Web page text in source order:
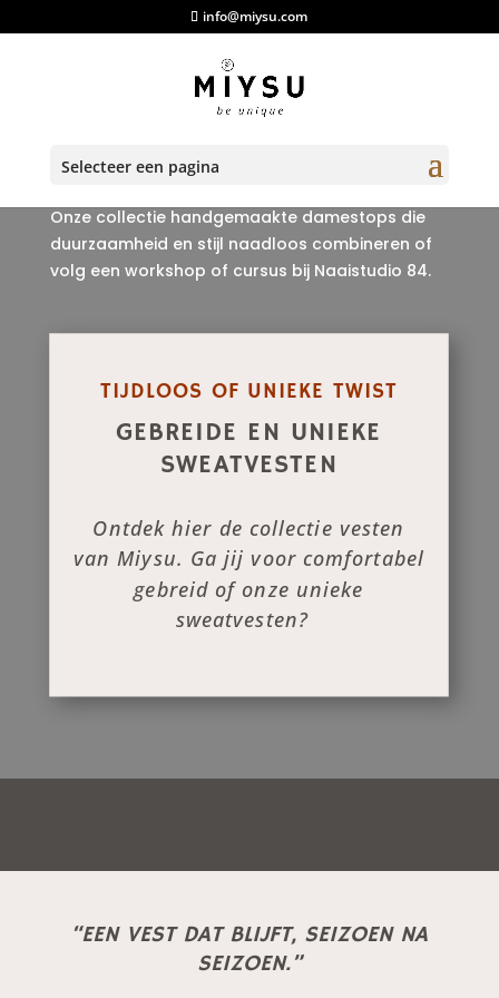
info@miysu.com
Selecteer een pagina
Onze collectie handgemaakte damestops die
duurzaamheid en stijl naadloos combineren of
volg een workshop of cursus bij Naaistudio 84.
TIJDLOOS OF UNIEKE TWIST
GEBREIDE EN UNIEKE
SWEATVESTEN
Ontdek hier de collectie vesten
van Miysu. Ga jij voor comfortabel
gebreid of onze unieke
sweatvesten?
“EEN VEST DAT BLIJFT, SEIZOEN NA
SEIZOEN.”